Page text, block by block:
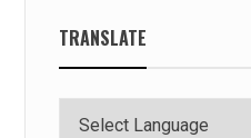
TRANSLATE